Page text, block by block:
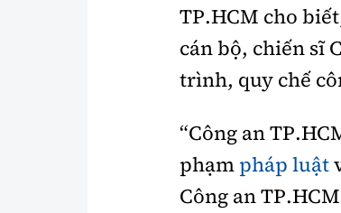
TP.HCM cho
cán bộ, chiến sĩ
trình, quy chế
“Công an
phạmpháp luật
Công an